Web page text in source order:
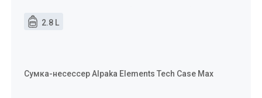
2.8 L
Сумка-несессер Alpaka Elements Tech Case Max